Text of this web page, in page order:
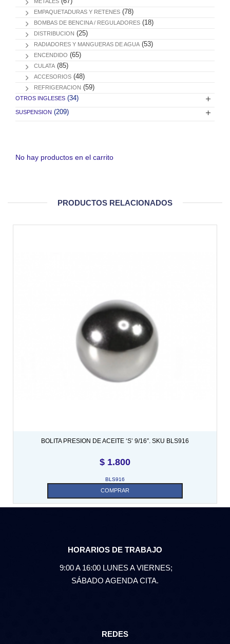
EMPAQUETADURAS Y RETENES (78)
BOMBAS DE BENCINA / REGULADORES (18)
DISTRIBUCION (25)
RADIADORES Y MANGUERAS DE AGUA (53)
ENCENDIDO (65)
CULATA (85)
ACCESORIOS (48)
REFRIGERACION (59)
OTROS INGLESES (34)
SUSPENSION (209)
No hay productos en el carrito
PRODUCTOS RELACIONADOS
BOLITA PRESION DE ACEITE ‘S’ 9/16″. SKU BLS916
$ 1.800
BLS916
COMPRAR
HORARIOS DE TRABAJO
9:00 A 16:00 LUNES A VIERNES;
SÁBADO AGENDA CITA.
REDES